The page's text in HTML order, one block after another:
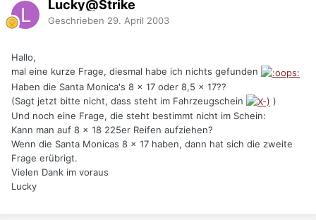
Lucky@Strike
Geschrieben 29. April 2003
Hallo,
mal eine kurze Frage, diesmal habe ich nichts gefunden
Haben die Santa Monica's 8 x 17 oder 8,5 x 17??
(Sagt jetzt bitte nicht, dass steht im Fahrzeugschein
)
Und noch eine Frage, die steht bestimmt nicht im Schein:
Kann man auf 8 x 18 225er Reifen aufziehen?
Wenn die Santa Monicas 8 x 17 haben, dann hat sich die zweite
Frage erübrigt.
Vielen Dank im voraus
Lucky